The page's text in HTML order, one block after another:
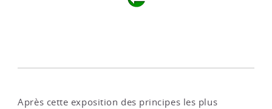
Après cette exposition des principes les plus